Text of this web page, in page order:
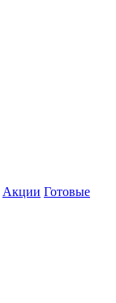
Акции Готовые